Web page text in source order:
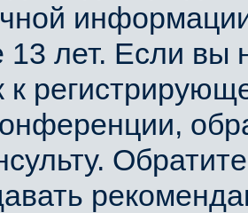
лет. Если вы
к